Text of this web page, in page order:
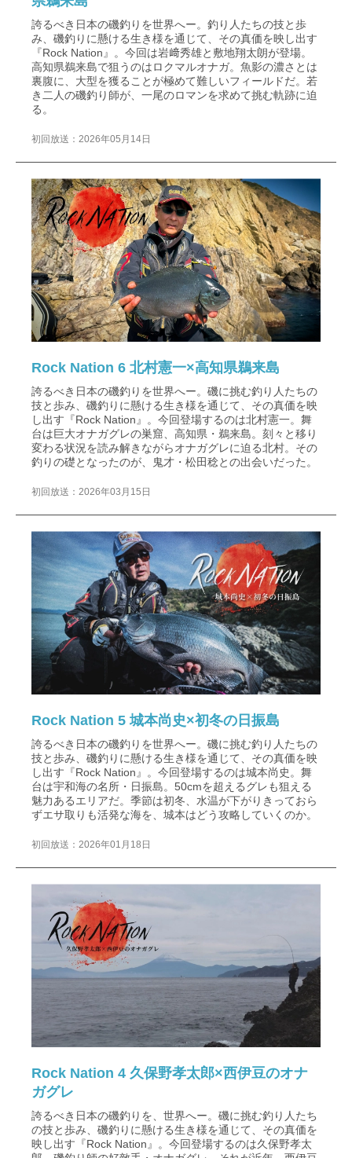
誇るべき日本の磯釣りを世界へー。釣り人たちの技と歩
み、磯釣りに懸ける生き様を通じて、その真価を映し出す
『Rock Nation』。今回は岩﨑秀雄と敷地翔太朗が登場。
高知県鵜来島で狙うのはロクマルオナガ。魚影の濃さとは
裏腹に、大型を獲ることが極めて難しいフィールドだ。若
き二人の磯釣り師が、一尾のロマンを求めて挑む軌跡に迫
る。
初回放送：2026年05月14日
Rock Nation 6 北村憲一×高知県鵜来島
誇るべき日本の磯釣りを世界へー。磯に挑む釣り人たちの
技と歩み、磯釣りに懸ける生き様を通じて、その真価を映
し出す『Rock Nation』。今回登場するのは北村憲一。舞
台は巨大オナガグレの巣窟、高知県・鵜来島。刻々と移り
変わる状況を読み解きながらオナガグレに迫る北村。その
釣りの礎となったのが、鬼才・松田稔との出会いだった。
初回放送：2026年03月15日
Rock Nation 5 城本尚史×初冬の日振島
誇るべき日本の磯釣りを世界へー。磯に挑む釣り人たちの
技と歩み、磯釣りに懸ける生き様を通じて、その真価を映
し出す『Rock Nation』。今回登場するのは城本尚史。舞
台は宇和海の名所・日振島。50cmを超えるグレも狙える
魅力あるエリアだ。季節は初冬、水温が下がりきっておら
ずエサ取りも活発な海を、城本はどう攻略していくのか。
初回放送：2026年01月18日
Rock Nation 4 久保野孝太郎×西伊豆のオナ
ガグレ
誇るべき日本の磯釣りを、世界へー。磯に挑む釣り人たち
の技と歩み、磯釣りに懸ける生き様を通じて、その真価を
映し出す『Rock Nation』。今回登場するのは久保野孝太